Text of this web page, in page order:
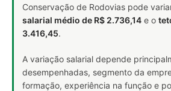
Conservação de Rodovias pode
salarial médio de R$ 2.736,14 e o
3.416,45.
A variação salarial depende
desempenhadas, segmento da
formação, experiência na função e